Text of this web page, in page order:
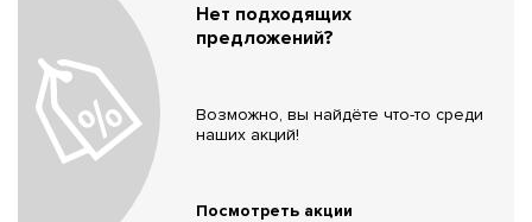
Нет подходящих
предложений?
Возможно, вы найдёте что-то среди
наших акций!
Посмотреть акции